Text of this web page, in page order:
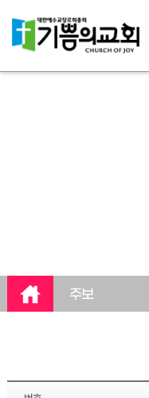
주보